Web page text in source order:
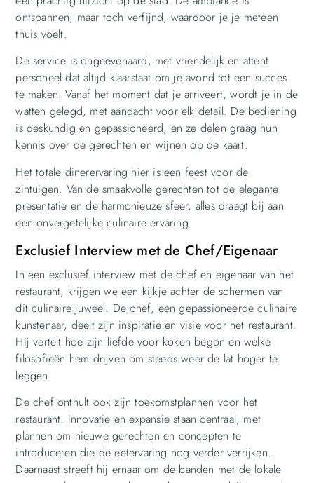
ontspannen, maar toch verfijnd, waardoor je je meteen
thuis voelt.
De service is ongeëvenaard, met vriendelijk en attent
personeel dat altijd klaarstaat om je avond tot een succes
te maken. Vanaf het moment dat je arriveert, wordt je in de
watten gelegd, met aandacht voor elk detail. De bediening
is deskundig en gepassioneerd, en ze delen graag hun
kennis over de gerechten en wijnen op de kaart.
Het totale dinerervaring hier is een feest voor de
zintuigen. Van de smaakvolle gerechten tot de elegante
presentatie en de harmonieuze sfeer, alles draagt bij aan
een onvergetelijke culinaire ervaring.
Exclusief Interview met de Chef/Eigenaar
In een exclusief interview met de chef en eigenaar van het
restaurant, krijgen we een kijkje achter de schermen van
dit culinaire juweel. De chef, een gepassioneerde culinaire
kunstenaar, deelt zijn inspiratie en visie voor het restaurant.
Hij vertelt hoe zijn liefde voor koken begon en welke
filosofieën hem drijven om steeds weer de lat hoger te
leggen.
De chef onthult ook zijn toekomstplannen voor het
restaurant. Innovatie en expansie staan centraal, met
plannen om nieuwe gerechten en concepten te
introduceren die de eetervaring nog verder verrijken.
Daarnaast streeft hij ernaar om de banden met de lokale